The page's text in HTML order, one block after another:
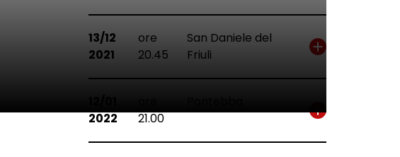
13/12
2021
ore
20.45
San Daniele del
Friuli
2022
21.00